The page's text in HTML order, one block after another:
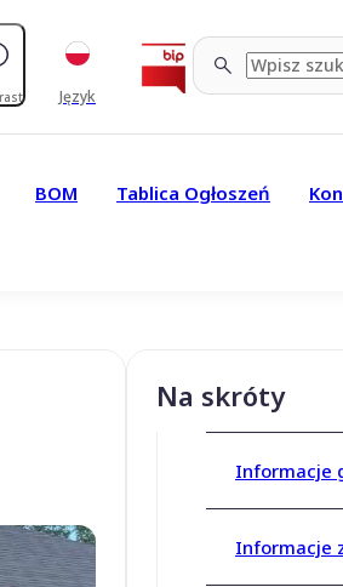
Język
BOM Tablica Ogłoszeń
Na skróty
Informacje
Informacje